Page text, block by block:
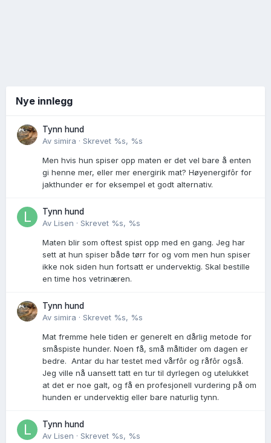
Nye innlegg
Tynn hund
Av simira · Skrevet %s, %s
Men hvis hun spiser opp maten er det vel bare å enten
gi henne mer, eller mer energirik mat? Høyenergifôr for
jakthunder er for eksempel et godt alternativ.
Tynn hund
Av Lisen · Skrevet %s, %s
Maten blir som oftest spist opp med en gang. Jeg har
sett at hun spiser både tørr for og vom men hun spiser
ikke nok siden hun fortsatt er undervektig. Skal bestille
en time hos vetrinæren.
Tynn hund
Av simira · Skrevet %s, %s
Mat fremme hele tiden er generelt en dårlig metode for
småspiste hunder. Noen få, små måltider om dagen er
bedre. Antar du har testet med vårfôr og råfôr også.
Jeg ville nå uansett tatt en tur til dyrlegen og utelukket
at det er noe galt, og få en profesjonell vurdering på om
hunden er undervektig eller bare naturlig tynn.
Tynn hund
Av Lisen · Skrevet %s, %s